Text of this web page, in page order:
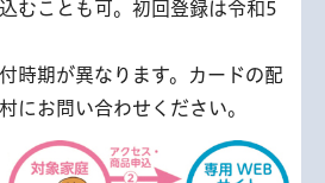
むことも可。初回登録は令和5
時期が異なります。カードの配
にお問い合わせください。